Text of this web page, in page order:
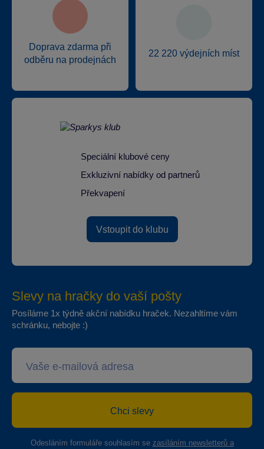
Doprava zdarma při
odběru na prodejnách
22 220 výdejních míst
Speciální klubové ceny
Exkluzivní nabídky od partnerů
Překvapení
Vstoupit do klubu
Slevy na hračky do vaší pošty
Posíláme 1x týdně akční nabídku hraček. Nezahltíme vám
schránku, nebojte :)
Chci slevy
Odesláním formuláře souhlasím se zasíláním newsletterů a